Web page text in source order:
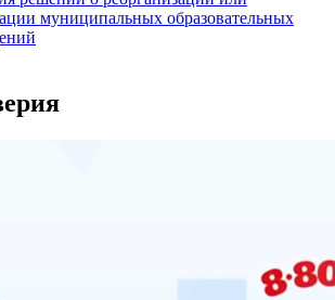
муниципальных образовательных